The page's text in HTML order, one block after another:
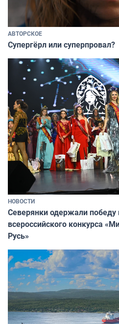
АВТОРСКОЕ
Супергёрл или суперпровал?
НОВОСТИ
Северянки одержали победу
всероссийского конкурса
Русь»